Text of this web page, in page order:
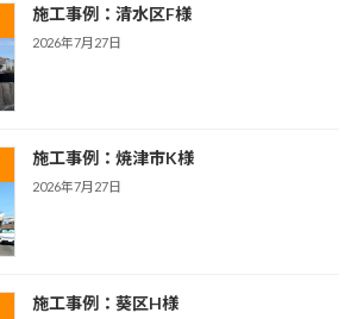
施工事例：清水区F様
2026年7月27日
施工事例：焼津市K様
2026年7月27日
施工事例：葵区H様